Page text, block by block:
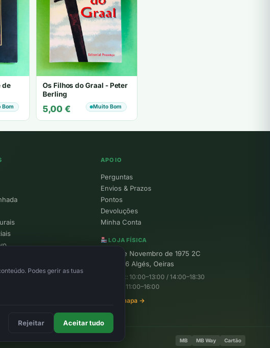
de
Bom
Os Filhos do Graal - Peter
Berling
5,00 € Muito Bom
APOIO
Perguntas
Envios & Prazos
Pontos
Devoluções
Minha Conta
LOJA FÍSICA
R. 25 de Novembro de 1975 2C
1495-156 Algés, Oeiras
Seg–Sex: 10:00–13:00 / 14:00–18:30
Sábado: 11:00–16:00
Ver no mapa →
MB MB Way Cartão
Podes gerir as tuas
Rejeitar Aceitar tudo